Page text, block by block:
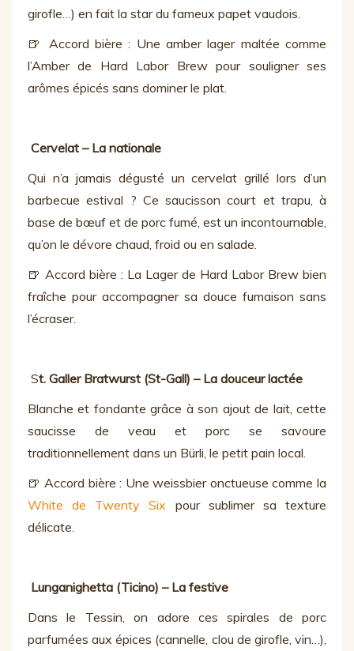
girofle…) en fait la star du fameux papet vaudois.
🍺 Accord bière : Une amber lager maltée comme
l’Amber de Hard Labor Brew pour souligner ses
arômes épicés sans dominer le plat.
Cervelat – La nationale
Qui n’a jamais dégusté un cervelat grillé lors d’un
barbecue estival ? Ce saucisson court et trapu, à
base de bœuf et de porc fumé, est un incontournable,
qu’on le dévore chaud, froid ou en salade.
🍺 Accord bière : La Lager de Hard Labor Brew bien
fraîche pour accompagner sa douce fumaison sans
l’écraser.
St. Galler Bratwurst (St-Gall) – La douceur lactée
Blanche et fondante grâce à son ajout de lait, cette
saucisse de veau et porc se savoure
traditionnellement dans un Bürli, le petit pain local.
🍺 Accord bière : Une weissbier onctueuse comme la
White de Twenty Six pour sublimer sa texture
délicate.
Lunganighetta (Ticino) – La festive
Dans le Tessin, on adore ces spirales de porc
parfumées aux épices (cannelle, clou de girofle, vin…),